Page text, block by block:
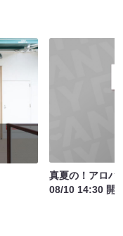
真夏の！アロハ
08/10 14:30 開